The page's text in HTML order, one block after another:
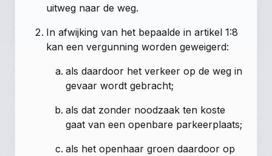
uitweg naar de weg.
In afwijking van het bepaalde in artikel 1:8
kan een vergunning worden geweigerd:
als daardoor het verkeer op de weg in
gevaar wordt gebracht;
als dat zonder noodzaak ten koste
gaat van een openbare parkeerplaats;
als het openhaar groen daardoor op